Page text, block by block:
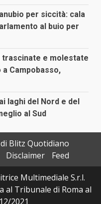
per siccità: cala
al buio per
trascinate e molestate
Campobasso,
laghi del Nord e del
al Sud
Blitz Quotidiano
Disclaimer
Feed
Multimediale S.r.l.
al Tribunale di Roma al
2021